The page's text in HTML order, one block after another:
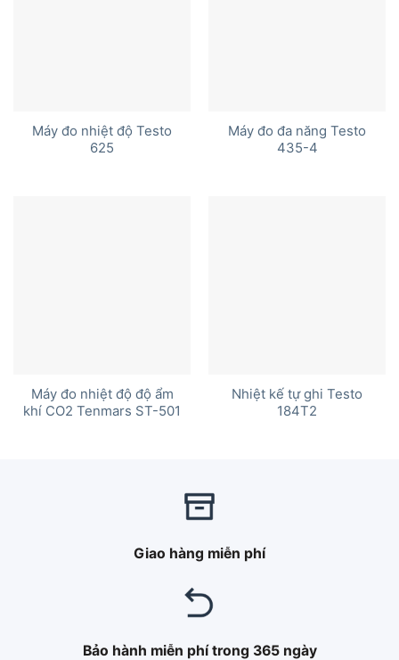
Máy đo nhiệt độ Testo
625
Máy đo đa năng Testo
435-4
Máy đo nhiệt độ độ ẩm
khí CO2 Tenmars ST-501
Nhiệt kế tự ghi Testo
184T2
Giao hàng miễn phí
Bảo hành miễn phí trong 365 ngày